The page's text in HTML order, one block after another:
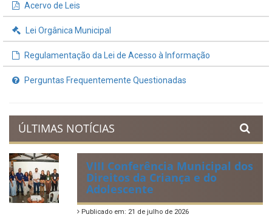
Acervo de Leis
Lei Orgânica Municipal
Regulamentação da Lei de Acesso à Informação
Perguntas Frequentemente Questionadas
ÚLTIMAS NOTÍCIAS
VIII Conferência Municipal dos
Direitos da Criança e do
Adolescente
Publicado em: 21 de julho de 2026